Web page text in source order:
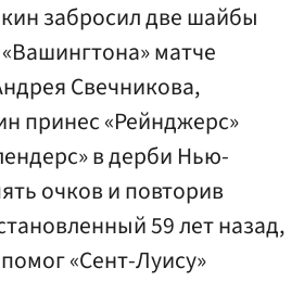
забросил две шайбы
матче
Свечникова,
принес «Рейнджерс»
в дерби Нью-
очков и повторив
59 лет назад,
«Сент-Луису»